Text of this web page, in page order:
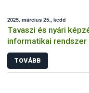
2025. március 25., kedd
Tavaszi és nyári
informatikai rendszer
TOVÁBB